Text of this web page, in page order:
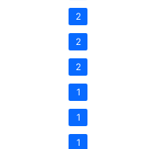
2
2
2
1
1
1